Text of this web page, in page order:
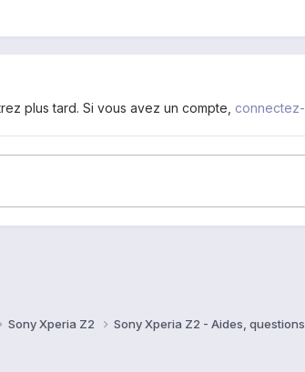
plus tard. Si vous avez un compte,
Sony Xperia Z2 Sony Xperia Z2 - Aides,